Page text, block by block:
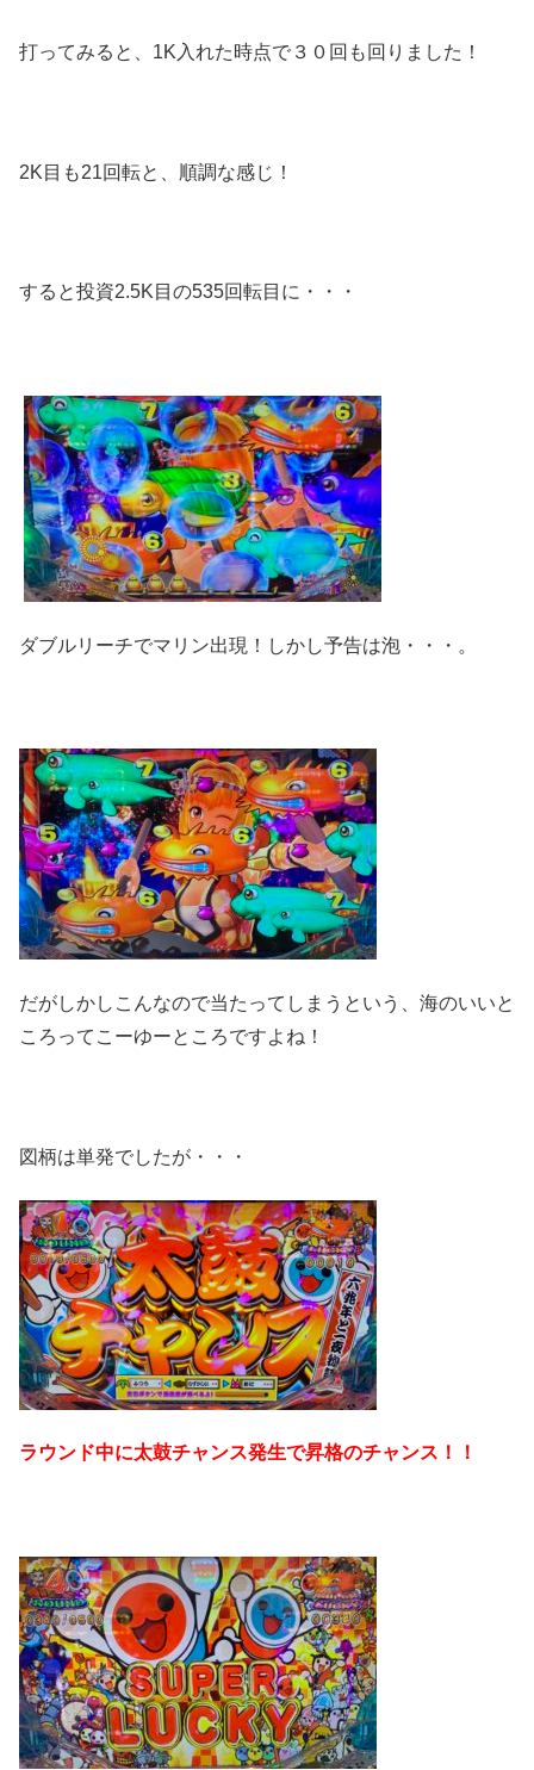
打ってみると、1K入れた時点で３０回も回りました！
2K目も21回転と、順調な感じ！
すると投資2.5K目の535回転目に・・・
ダブルリーチでマリン出現！しかし予告は泡・・・。
だがしかしこんなので当たってしまうという、海のいいと
ころってこーゆーところですよね！
図柄は単発でしたが・・・
ラウンド中に太鼓チャンス発生で昇格のチャンス！！